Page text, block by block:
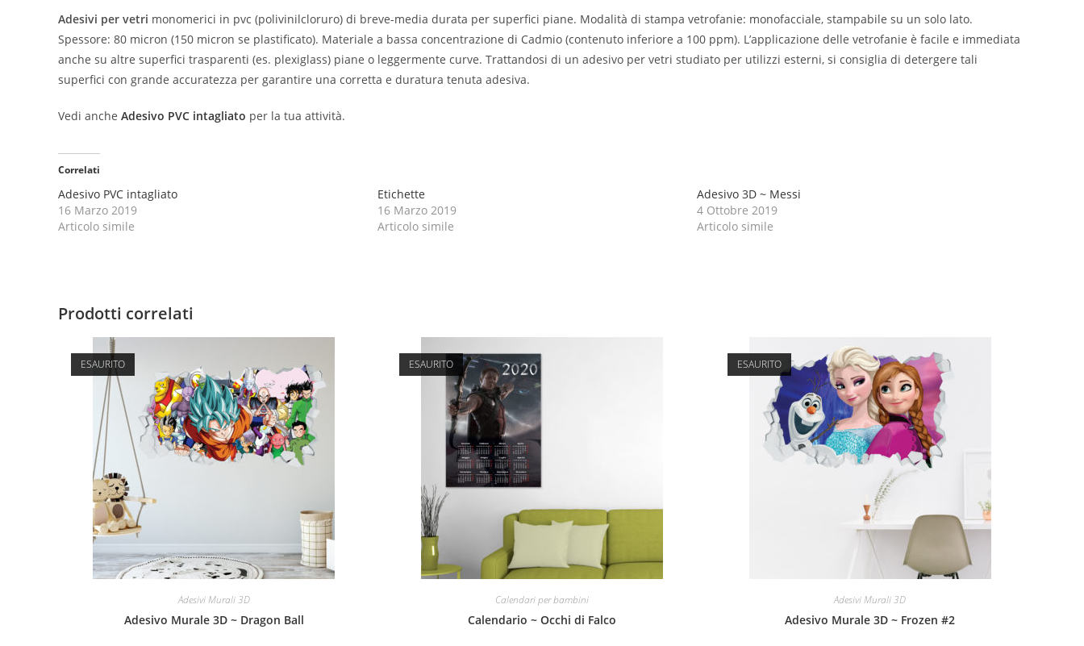
Adesivi per vetri monomerici in pvc (polivinilcloruro) di breve-media durata per superfici piane. Modalità di stampa vetrofanie: monofacciale, stampabile su un solo lato.
Spessore: 80 micron (150 micron se plastificato). Materiale a bassa concentrazione di Cadmio (contenuto inferiore a 100 ppm). L’applicazione delle vetrofanie è facile e immediata
anche su altre superfici trasparenti (es. plexiglass) piane o leggermente curve. Trattandosi di un adesivo per vetri studiato per utilizzi esterni, si consiglia di detergere tali
superfici con grande accuratezza per garantire una corretta e duratura tenuta adesiva.
Vedi anche Adesivo PVC intagliato per la tua attività.
Correlati
Adesivo PVC intagliato
16 Marzo 2019
Articolo simile
Etichette
16 Marzo 2019
Articolo simile
Adesivo 3D ~ Messi
4 Ottobre 2019
Articolo simile
Prodotti correlati
ESAURITO
Adesivi Murali 3D
Adesivo Murale 3D ~ Dragon Ball
ESAURITO
Calendari per bambini
Calendario ~ Occhi di Falco​
ESAURITO
Adesivi Murali 3D
Adesivo Murale 3D ~ Frozen #2